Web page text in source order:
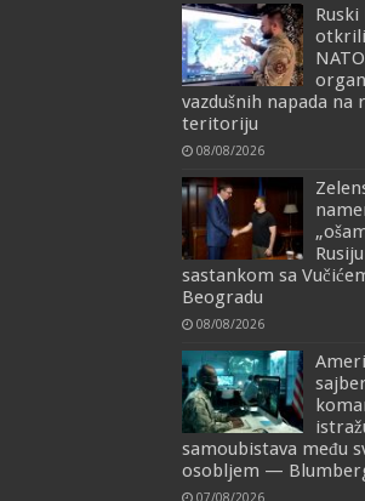
otkrili
vazdušnih napada na
teritoriju
08/08/2026
Rusiju
sastankom sa
Beogradu
08/08/2026
sajber
samoubistava među
osobljem —
07/08/2026